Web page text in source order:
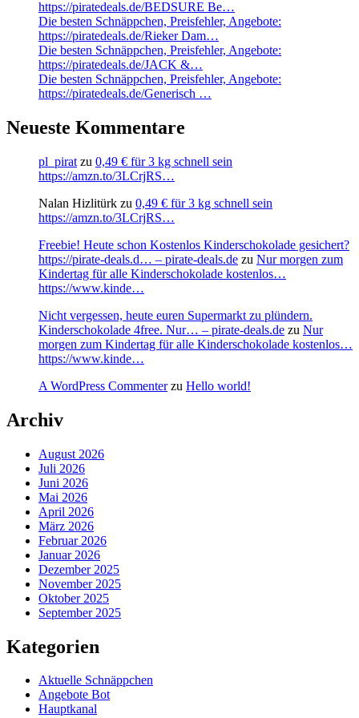
https://piratedeals.de/BEDSURE Be…
Die besten Schnäppchen, Preisfehler, Angebote:
https://piratedeals.de/Rieker Dam…
Die besten Schnäppchen, Preisfehler, Angebote:
https://piratedeals.de/JACK &…
Die besten Schnäppchen, Preisfehler, Angebote:
https://piratedeals.de/Generisch …
Neueste Kommentare
pl_pirat zu 0,49 € für 3 kg schnell sein
https://amzn.to/3LCrjRS…
Nalan Hizlitürk zu 0,49 € für 3 kg schnell sein
https://amzn.to/3LCrjRS…
Freebie! Heute schon Kostenlos Kinderschokolade gesichert?
https://pirate-deals.d… – pirate-deals.de zu Nur morgen zum
Kindertag für alle Kinderschokolade kostenlos…
https://www.kinde…
Nicht vergessen, heute euren Supermarkt zu plündern.
Kinderschokolade 4free. Nur… – pirate-deals.de zu Nur
morgen zum Kindertag für alle Kinderschokolade kostenlos…
https://www.kinde…
A WordPress Commenterzu Hello world!
Archiv
August 2026
Juli 2026
Juni 2026
Mai 2026
April 2026
März 2026
Februar 2026
Januar 2026
Dezember 2025
November 2025
Oktober 2025
September 2025
Kategorien
Aktuelle Schnäppchen
Angebote Bot
Hauptkanal